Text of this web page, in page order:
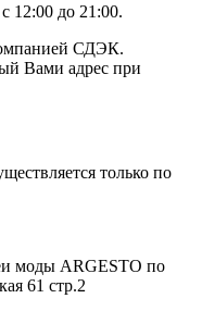
12:00 до 21:00.
СДЭК.
Вами адрес при
только по
моды ARGESTO по
61 стр.2